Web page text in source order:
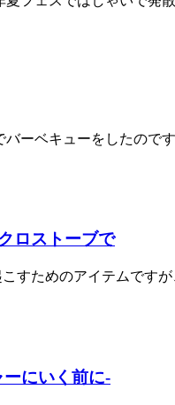
ーベキューをしたの
ロストーブで
すためのアイテムです
にいく前に-